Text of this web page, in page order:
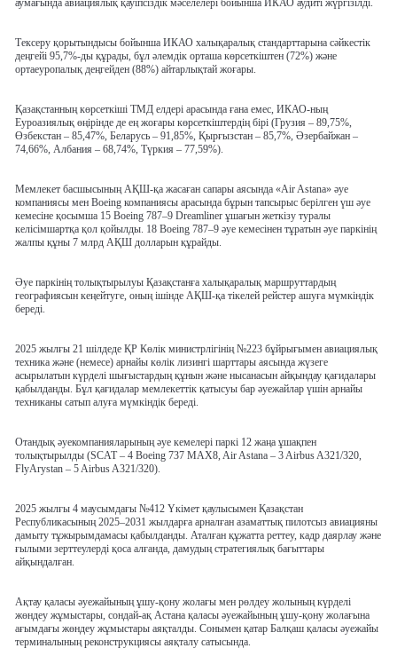
аумағында авиациялық қауіпсіздік мәселелері бойынша ИКАО аудиті жүргізілді.
Тексеру қорытындысы бойынша ИКАО халықаралық стандарттарына сәйкестік
деңгейі 95,7%-ды құрады, бұл әлемдік орташа көрсеткіштен (72%) және
ортаеуропалық деңгейден (88%) айтарлықтай жоғары.
Қазақстанның көрсеткіші ТМД елдері арасында ғана емес, ИКАО-ның
Еуроазиялық өңірінде де ең жоғары көрсеткіштердің бірі (Грузия – 89,75%,
Өзбекстан – 85,47%, Беларусь – 91,85%, Қырғызстан – 85,7%, Әзербайжан –
74,66%, Албания – 68,74%, Түркия – 77,59%).
Мемлекет басшысының АҚШ-қа жасаған сапары аясында «Air Astana» әуе
компаниясы мен Boeing компаниясы арасында бұрын тапсырыс берілген үш әуе
кемесіне қосымша 15 Boeing 787–9 Dreamliner ұшағын жеткізу туралы
келісімшартқа қол қойылды. 18 Boeing 787–9 әуе кемесінен тұратын әуе паркінің
жалпы құны 7 млрд АҚШ долларын құрайды.
Әуе паркінің толықтырылуы Қазақстанға халықаралық маршруттардың
географиясын кеңейтуге, оның ішінде АҚШ-қа тікелей рейстер ашуға мүмкіндік
береді.
2025 жылғы 21 шілдеде ҚР Көлік министрлігінің №223 бұйрығымен авиациялық
техника және (немесе) арнайы көлік лизингі шарттары аясында жүзеге
асырылатын күрделі шығыстардың құнын және нысанасын айқындау қағидалары
қабылданды. Бұл қағидалар мемлекеттік қатысуы бар әуежайлар үшін арнайы
техниканы сатып алуға мүмкіндік береді.
Отандық әуекомпанияларының әуе кемелері паркі 12 жаңа ұшақпен
толықтырылды (SCAT – 4 Boeing 737 MAX8, Air Astana – 3 Airbus A321/320,
FlyArystan – 5 Airbus A321/320).
2025 жылғы 4 маусымдағы №412 Үкімет қаулысымен Қазақстан
Республикасының 2025–2031 жылдарға арналған азаматтық пилотсыз авиацияны
дамыту тұжырымдамасы қабылданды. Аталған құжатта реттеу, кадр даярлау және
ғылыми зерттеулерді қоса алғанда, дамудың стратегиялық бағыттары
айқындалған.
Ақтау қаласы әуежайының ұшу-қону жолағы мен рөлдеу жолының күрделі
жөндеу жұмыстары, сондай-ақ Астана қаласы әуежайының ұшу-қону жолағына
ағымдағы жөндеу жұмыстары аяқталды. Сонымен қатар Балқаш қаласы әуежайы
терминалының реконструкциясы аяқталу сатысында.